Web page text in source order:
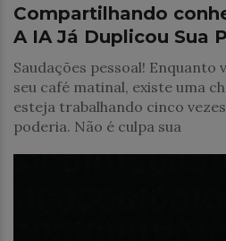
Compartilhando
A IA Já Duplicou Sua
Saudações pessoal! Enquanto
seu café matinal, existe uma
esteja trabalhando cinco
poderia. Não é culpa sua